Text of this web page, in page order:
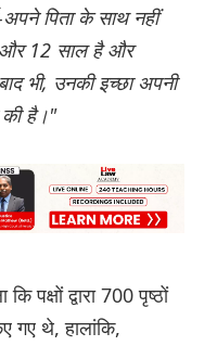
अपने पिता के साथ नहीं
और 12 साल है और
भी, उनकी इच्छा अपनी
की है।"
पक्षों द्वारा 700 पृष्ठों
गए थे, हालांकि,